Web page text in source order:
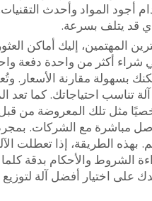
أجود المواد وأحدث
قد يتلف بسرعة.
المهتمين، إليك أماكن
أكثر من واحدة دفعة
بسهولة مقارنة
تناسب احتياجاتك. كما تعد
مباشرة مع الشركات.
بهذه الطريقة، إذا تعطلت
الشروط والأحكام بدقة
على اختيار أفضل آلة